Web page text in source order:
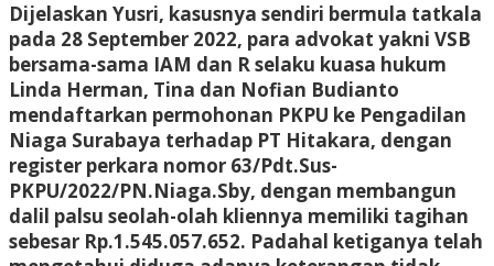
Dijelaskan Yusri, kasusnya sendiri bermula tatkala
pada 28 September 2022, para advokat yakni VSB
bersama-sama IAM dan R selaku kuasa hukum
Linda Herman, Tina dan Nofian Budianto
mendaftarkan permohonan PKPU ke Pengadilan
Niaga Surabaya terhadap PT Hitakara, dengan
register perkara nomor 63/Pdt.Sus-
PKPU/2022/PN.Niaga.Sby, dengan membangun
dalil palsu seolah-olah kliennya memiliki tagihan
sebesar Rp.1.545.057.652. Padahal ketiganya telah